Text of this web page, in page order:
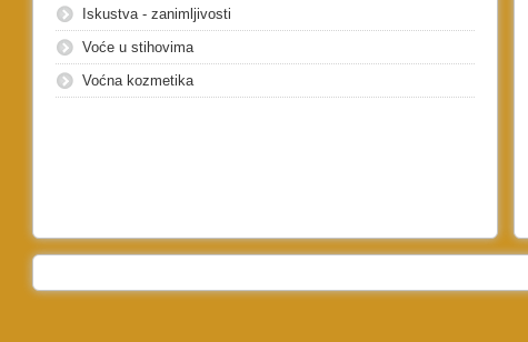
Iskustva - zanimljivosti
Voće u stihovima
Voćna kozmetika